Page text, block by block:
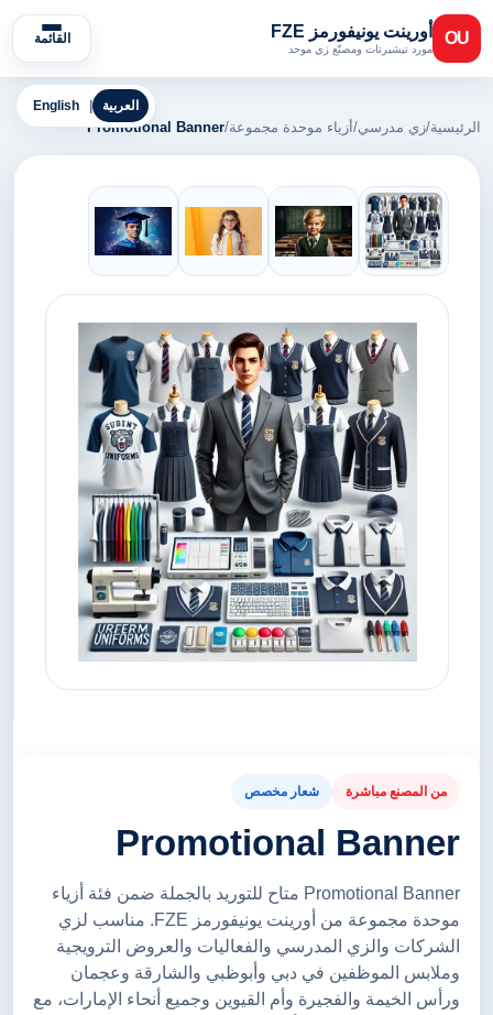
OU أورينت يونيفورمز FZE
مورد تيشيرتات ومصنّع زي موحد
القائمة
English العربية
الرئيسية/زي مدرسي/أزياء موحدة مجموعة/
Promotional Banner
من المصنع مباشرة شعار مخصص
Promotional Banner
Promotional Banner متاح للتوريد بالجملة ضمن فئة أزياء
موحدة مجموعة من أورينت يونيفورمز FZE. مناسب لزي
الشركات والزي المدرسي والفعاليات والعروض الترويجية
وملابس الموظفين في دبي وأبوظبي والشارقة وعجمان
ورأس الخيمة والفجيرة وأم القيوين وجميع أنحاء الإمارات، مع